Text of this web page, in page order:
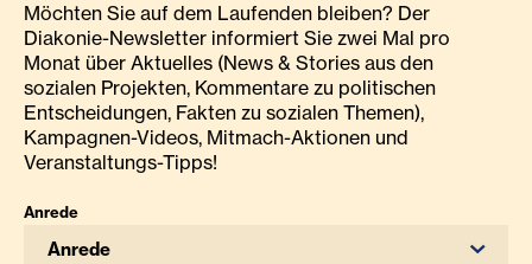
Möchten Sie auf dem Laufenden bleiben? Der
Diakonie-Newsletter informiert Sie zwei Mal pro
Monat über Aktuelles (News & Stories aus den
sozialen Projekten, Kommentare zu politischen
Entscheidungen, Fakten zu sozialen Themen),
Kampagnen-Videos, Mitmach-Aktionen und
Veranstaltungs-Tipps!
Anrede
Anrede